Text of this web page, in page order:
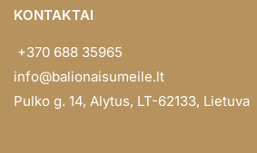
KONTAKTAI
+370 688 35965
info@balionaisumeile.lt
Pulko g. 14, Alytus, LT-62133, Lietuva